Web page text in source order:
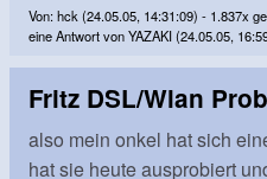
Von: hck (24.05.05, 14:31:09) - 1.837x
eine Antwort von YAZAKI (24.05.05,
Fritz DSL/Wlan
also mein onkel hat sich
hat sie heute ausprobiert